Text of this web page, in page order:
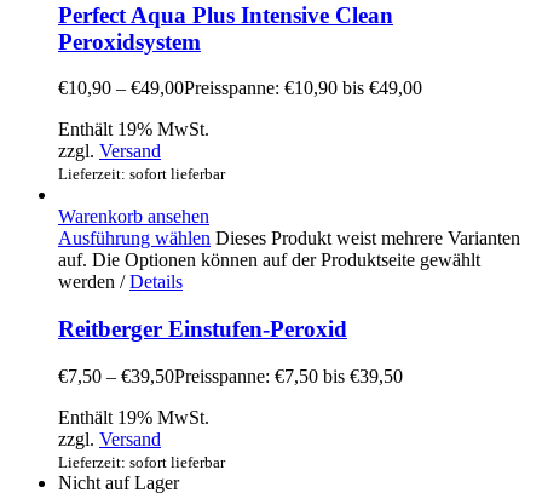
Perfect Aqua Plus Intensive Clean
Peroxidsystem
€10,90 – €49,00Preisspanne: €10,90 bis €49,00
Enthält 19% MwSt.
zzgl. Versand
Lieferzeit: sofort lieferbar
Warenkorb ansehen
Ausführung wählen Dieses Produkt weist mehrere Varianten
auf. Die Optionen können auf der Produktseite gewählt
werden / Details
Reitberger Einstufen-Peroxid
€7,50 – €39,50Preisspanne: €7,50 bis €39,50
Enthält 19% MwSt.
zzgl. Versand
Lieferzeit: sofort lieferbar
Nicht auf Lager